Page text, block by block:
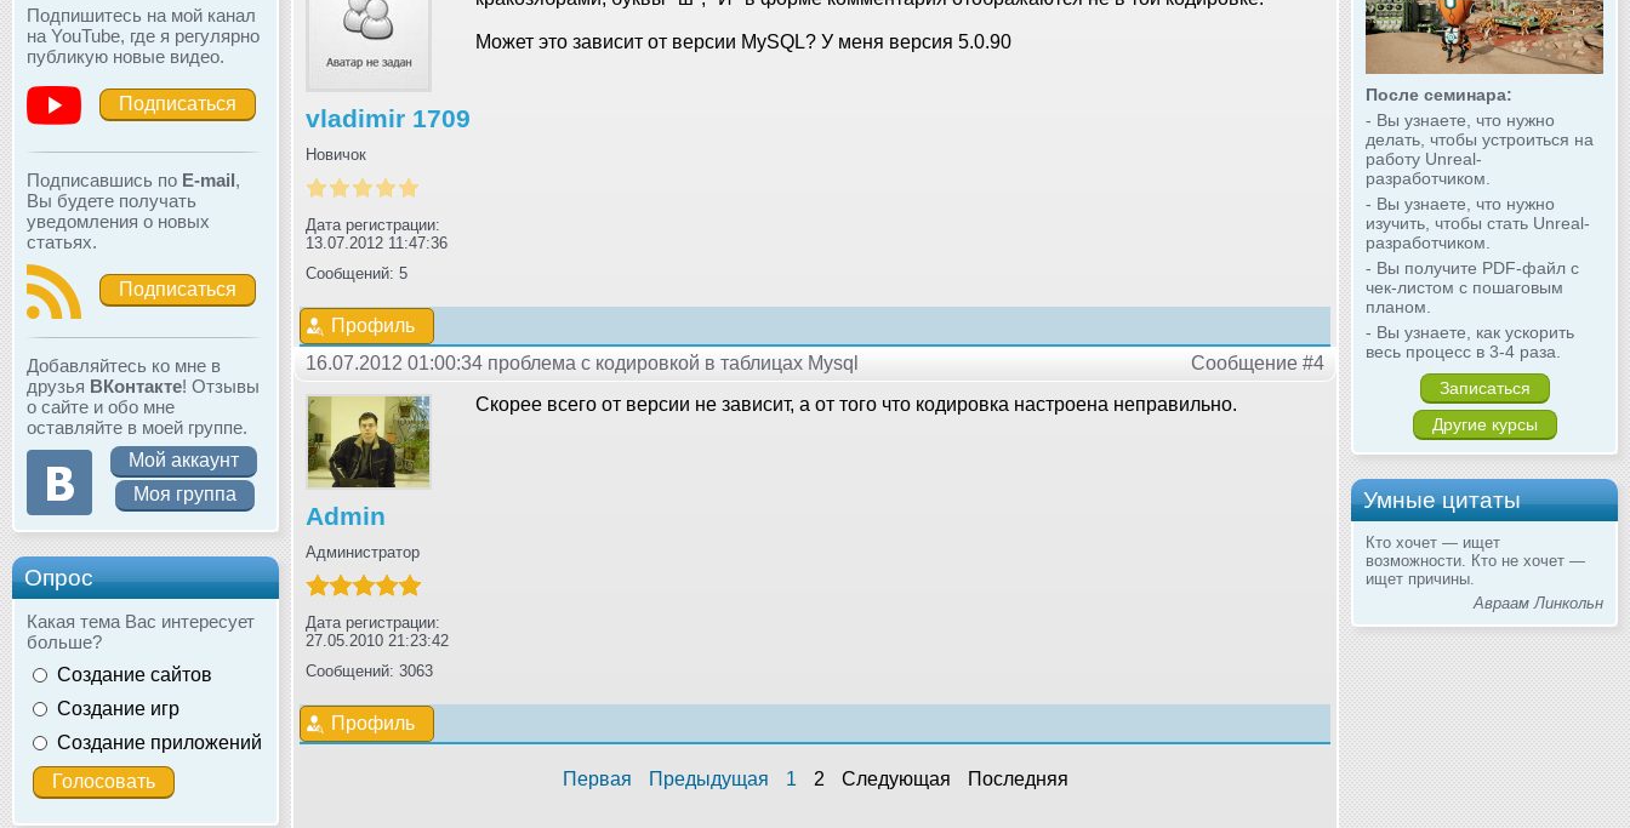
Подпишитесь на мой канал
на YouTube, где я регулярно
публикую новые видео.
Подписаться
Подписавшись по E-mail,
Вы будете получать
уведомления о новых
статьях.
Подписаться
Добавляйтесь ко мне в
друзья ВКонтакте! Отзывы
о сайте и обо мне
оставляйте в моей группе.
Мой аккаунт
Моя группа
Опрос
Какая тема Вас интересует
больше?
Создание сайтов
Создание игр
Создание приложений
После семинара:
- Вы узнаете, что нужно
делать, чтобы устроиться на
работу Unreal-
разработчиком.
- Вы узнаете, что нужно
изучить, чтобы стать Unreal-
разработчиком.
- Вы получите PDF-файл с
чек-листом с пошаговым
планом.
- Вы узнаете, как ускорить
весь процесс в 3-4 раза.
Записаться
Другие курсы
Умные цитаты
Кто хочет — ищет
возможности. Кто не хочет —
ищет причины.
Авраам Линкольн
vladimir 1709
Новичок
Дата регистрации:
13.07.2012 11:47:36
Сообщений: 5
Может это зависит от версии MySQL? У меня версия 5.0.90
Профиль
16.07.2012 01:00:34 проблема с кодировкой в таблицах Mysql
Сообщение #4
Admin
Администратор
Дата регистрации:
27.05.2010 21:23:42
Сообщений: 3063
Скорее всего от версии не зависит, а от того что кодировка настроена неправильно.
Профиль
Первая Предыдущая 1 2 Следующая Последняя